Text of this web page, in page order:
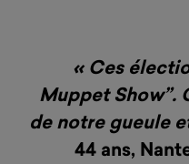
« Ces
Muppet Show”.
de notre gueule
44 ans,